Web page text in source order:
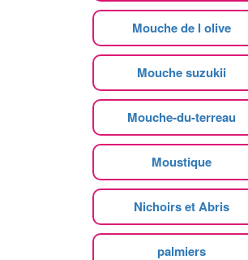
Mouche de l olive
Mouche suzukii
Mouche-du-terreau
Moustique
Nichoirs et Abris
palmiers